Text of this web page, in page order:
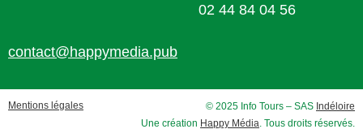
02 44 84 04 56
contact@happymedia.pub
Mentions légales © 2025 Info Tours – SAS Indéloire
Une création Happy Média . Tous droits réservés.